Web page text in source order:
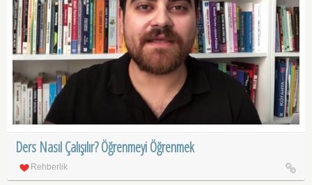
Ders Nasıl Çalışılır? Öğrenmeyi Öğrenmek
Rehberlik